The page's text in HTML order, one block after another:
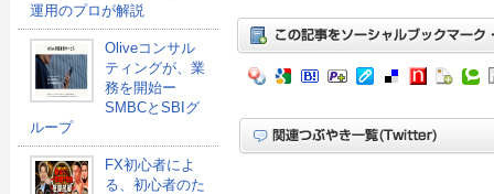
運用のプロが解説
Oliveコンサル
ティングが、業
務を開始ー
SMBCとSBIグ
ループ
FX初心者によ
る、初心者のた